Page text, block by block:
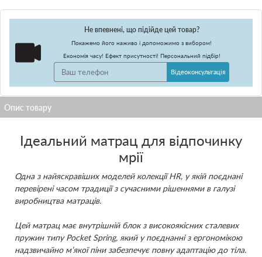
Не впевнені, що підійде цей товар?
Покажемо його наживо і допоможимо з вибором!
Економія часу! Ефект присутності! Персональний підбір!
Відеоконсультація
Ідеальний матрац для відпочинку
мрії
Одна з найяскравіших моделей колекції HR, у якій поєднані
перевірені часом традиції з сучасними рішеннями в галузі
виробництва матраців.
Цей матрац має внутрішній блок з високоякісних сталевих
пружин типу Pocket Spring, який у поєднанні з ергономікою
надзвичайно м’якої піни забезпечує повну адаптацію до тіла.